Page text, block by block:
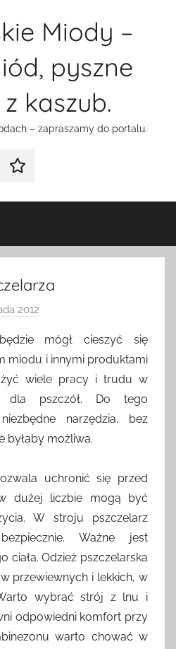
Miody –
pyszne
kaszub.
– zapraszamy do portalu.
Galeria
2012
e
z
a
d
m
n
mógł cieszyć się
miodu i innymi produktami
wiele pracy i trudu w
dla pszczół. Do tego
narzędzia, bez
byłaby możliwa.
uchronić się przed
dużej liczbie mogą być
W stroju pszczelarz
Ważne jest
ciała. Odzież pszczelarska
przewiewnych i lekkich, w
wybrać strój z lnu i
odpowiedni komfort przy
warto chować w